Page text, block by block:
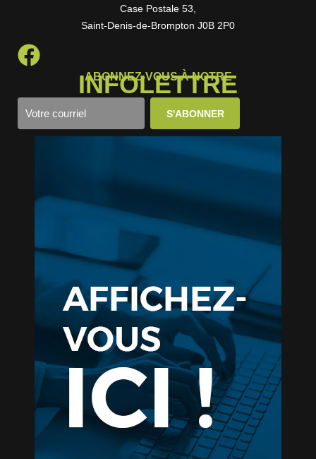
Case Postale 53,
Saint-Denis-de-Brompton J0B 2P0
ABONNEZ-VOUS À NOTRE
INFOLETTRE